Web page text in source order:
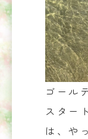
ゴール
スター
は、や